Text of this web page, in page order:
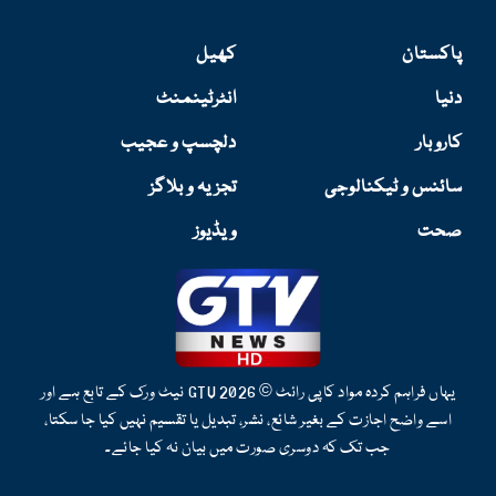
پاکستان
دنیا
کاروبار
سائنس و ٹیکنالوجی
صحت
کھیل
انٹرٹینمنٹ
دلچسپ و عجیب
تجزیہ و بلاگز
ویڈیوز
یہاں فراہم کردہ مواد کاپی رائٹ © 2026 GTV نیٹ ورک کے تابع ہے اور
اسے واضح اجازت کے بغیر شائع، نشر، تبدیل یا تقسیم نہیں کیا جا سکتا،
جب تک کہ دوسری صورت میں بیان نہ کیا جائے۔